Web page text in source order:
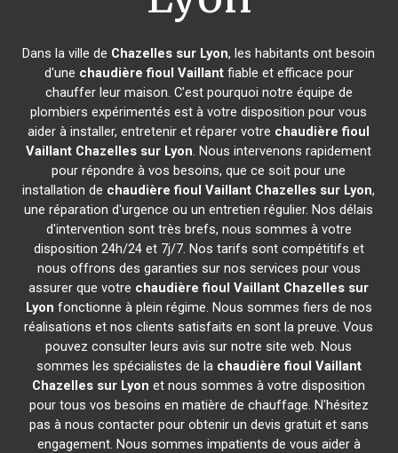
Dans la ville de Chazelles sur Lyon, les habitants ont besoin
d'une chaudière fioul Vaillantfiable et efficace pour
chauffer leur maison. C'est pourquoi notre équipe de
plombiers expérimentés est à votre disposition pour vous
aider à installer, entretenir et réparer votre chaudière fioul
Vaillant Chazelles sur Lyon. Nous intervenons rapidement
pour répondre à vos besoins, que ce soit pour une
installation de chaudière fioul Vaillant Chazelles sur Lyon,
une réparation d'urgence ou un entretien régulier. Nos délais
d'intervention sont très brefs, nous sommes à votre
disposition 24h/24 et 7j/7. Nos tarifs sont compétitifs et
nous offrons des garanties sur nos services pour vous
assurer que votre chaudière fioul Vaillant Chazelles sur
Lyon fonctionne à plein régime. Nous sommes fiers de nos
réalisations et nos clients satisfaits en sont la preuve. Vous
pouvez consulter leurs avis sur notre site web. Nous
sommes les spécialistes de la chaudière fioul Vaillant
Chazelles sur Lyon et nous sommes à votre disposition
pour tous vos besoins en matière de chauffage. N'hésitez
pas à nous contacter pour obtenir un devis gratuit et sans
engagement. Nous sommes impatients de vous aider à